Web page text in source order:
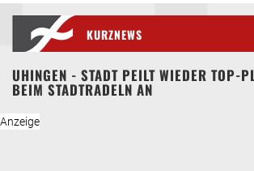
KURZNEWS
UHINGEN - STADT PEILT WIEDER TOP-
BEIM STADTRADELN AN